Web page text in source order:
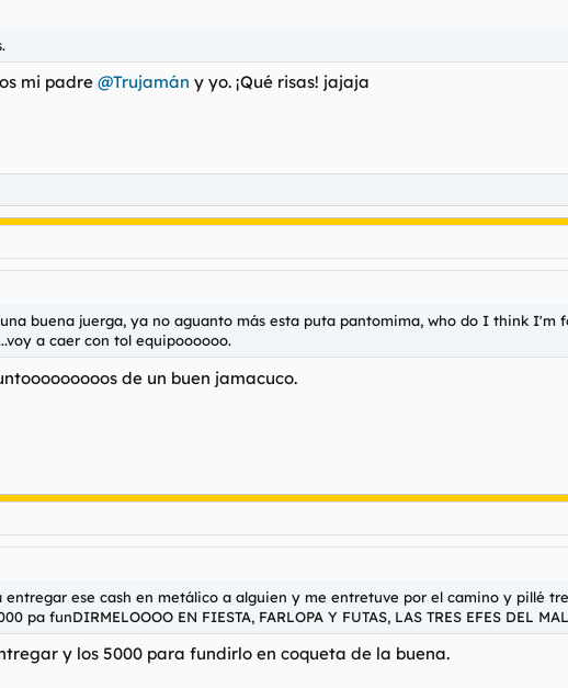
mi padre @Trujamán y yo. ¡Qué risas! jajaja
buena juerga, ya no aguanto más esta puta pantomima, who do I think I'm
a caer con tol equipoooooo.
de un buen jamacuco.
entregar ese cash en metálico a alguien y me entretuve por el camino y pillé
pa funDIRMELOOOO EN FIESTA, FARLOPA Y FUTAS, LAS TRES EFES DEL
y los 5000 para fundirlo en coqueta de la buena.